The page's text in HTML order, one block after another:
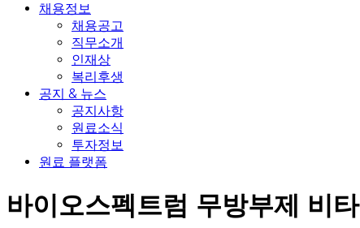
채용정보
채용공고
직무소개
인재상
복리후생
공지 & 뉴스
공지사항
원료소식
투자정보
원료 플랫폼
바이오스펙트럼 무방부제 비